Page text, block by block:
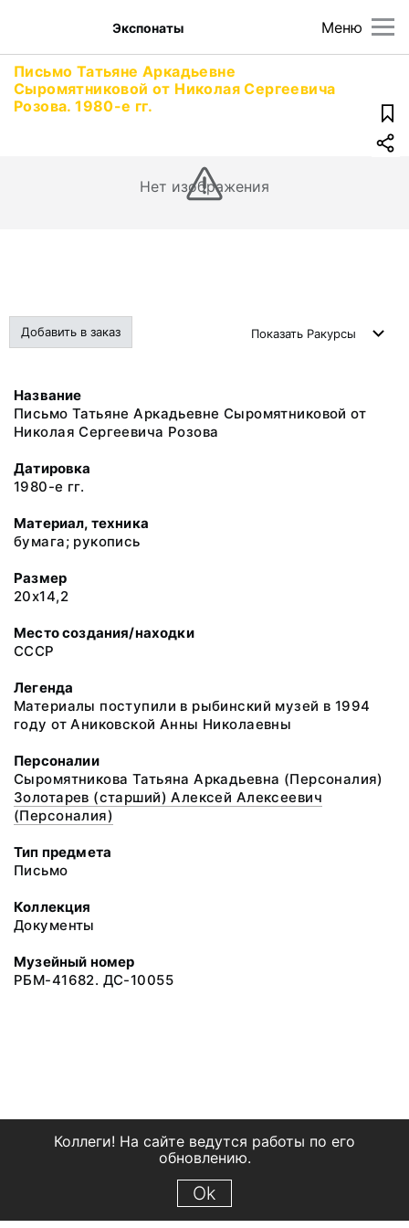
Меню
Экспонаты
Письмо Татьяне Аркадьевне
Сыромятниковой от Николая Сергеевича
Розова. 1980-е гг.
Нет изображения
Добавить в заказ Показать Ракурсы
Название
Письмо Татьяне Аркадьевне Сыромятниковой от
Николая Сергеевича Розова
Датировка
1980-е гг.
Материал, техника
бумага; рукопись
Размер
20х14,2
Место создания/находки
СССР
Легенда
Материалы поступили в рыбинский музей в 1994
году от Аниковской Анны Николаевны
Персоналии
Сыромятникова Татьяна Аркадьевна (Персоналия)
Золотарев (старший) Алексей Алексеевич
(Персоналия)
Тип предмета
Письмо
Коллекция
Документы
Музейный номер
РБМ-41682. ДС-10055
Коллеги! На сайте ведутся работы по его
обновлению.
Ok